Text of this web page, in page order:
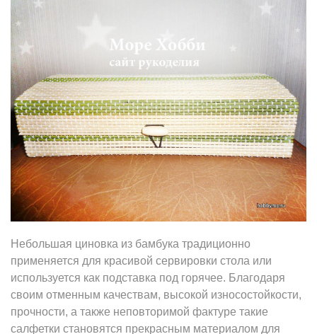
Небольшая циновка из бамбука традиционно
применяется для красивой сервировки стола или
используется как подставка под горячее. Благодаря
своим отменным качествам, высокой износостойкости,
прочности, а также неповторимой фактуре такие
салфетки становятся прекрасным материалом для